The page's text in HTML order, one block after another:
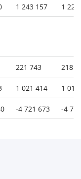
1 243 157 1 229
221 743 218
1 021 414 1 011
-4 721 673 -4